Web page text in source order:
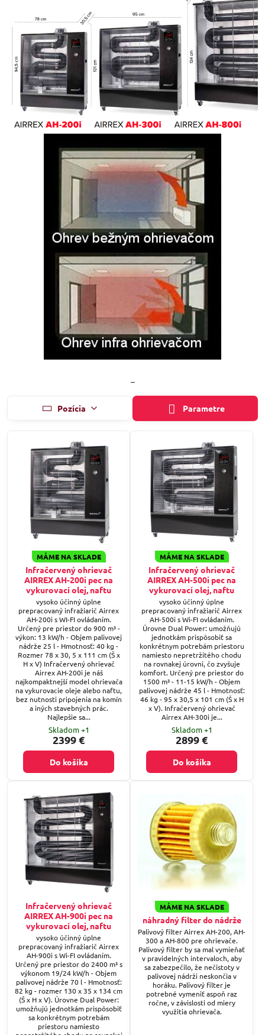
Pozícia Parametre
MÁME NA SKLADE
Infračervený ohrievač
AIRREX AH-200i pec na
vykurovací olej, naftu
vysoko účinný úplne
prepracovaný infražiarič Airrex
AH-200i s WI-FI ovládaním.
Určený pre priestor do 900 m³ -
výkon: 13 kW/h - Objem palivovej
nádrže 25 l - Hmotnosť: 40 kg -
Rozmer 78 x 30, 5 x 111 cm (Š x
H x V) Infračervený ohrievač
Airrex AH-200i je náš
najkompaktnejší model ohrievača
na vykurovacie oleje alebo naftu,
bez nutnosti pripojenia na komín
a iných stavebných prác.
Najlepšie sa...
Skladom +1
2399 €
Do košíka
MÁME NA SKLADE
Infračervený ohrievač
AIRREX AH-500i pec na
vykurovací olej, naftu
vysoko účinný úplne
prepracovaný infražiarič Airrex
AH-500i s Wi-FI ovládaním.
Úrovne Dual Power: umožňujú
jednotkám prispôsobiť sa
konkrétnym potrebám priestoru
namiesto nepretržitého chodu
na rovnakej úrovni, čo zvyšuje
komfort. Určený pre priestor do
1500 m³ - 11-15 kW/h - Objem
palivovej nádrže 45 l - Hmotnosť:
46 kg - 95 x 30,5 x 101 cm (Š x H
x V). Infračervený ohrievač
Airrex AH-300i je...
Skladom +1
2899 €
Do košíka
Infračervený ohrievač
AIRREX AH-900i pec na
vykurovací olej, naftu
vysoko účinný úplne
prepracovaný infražiarič Airrex
AH-900i s Wi-FI ovládaním.
Určený pre priestor do 2400 m³ s
výkonom 19/24 kW/h - Objem
palivovej nádrže 70 l - Hmotnosť:
82 kg - rozmer 130 x 35 x 134 cm
(Š x H x V). Úrovne Dual Power:
umožňujú jednotkám prispôsobiť
sa konkrétnym potrebám
priestoru namiesto
MÁME NA SKLADE
náhradný filter do nádrže
Palivový filter Airrex AH-200, AH-
300 a AH-800 pre ohrievače.
Palivový filter by sa mal vymieňať
v pravidelných intervaloch, aby
sa zabezpečilo, že nečistoty v
palivovej nádrži neskončia v
horáku. Palivový filter je
potrebné vymeniť aspoň raz
ročne, v závislosti od miery
využitia ohrievača.